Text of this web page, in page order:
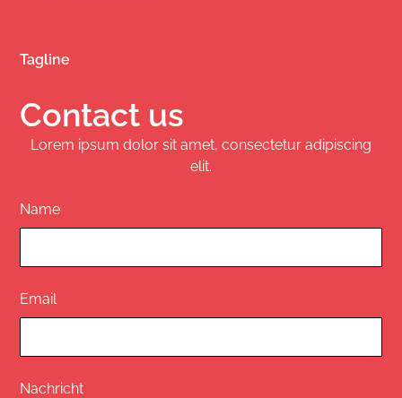
Tagline
Contact us
Lorem ipsum dolor sit amet, consectetur adipiscing
elit.
Name
Email
Nachricht